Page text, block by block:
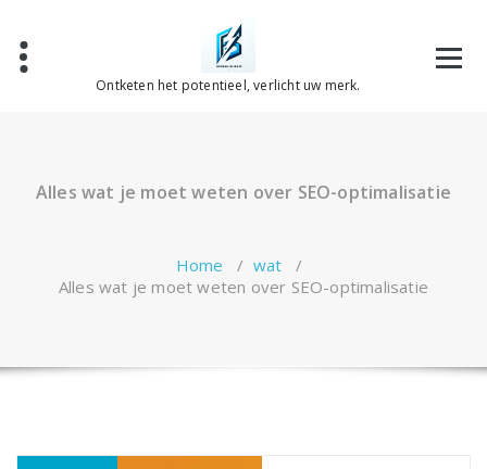
inhoud
Ontketen het potentieel, verlicht uw merk.
Alles wat je moet weten over SEO-optimalisatie
Home / wat /
Alles wat je moet weten over SEO-optimalisatie